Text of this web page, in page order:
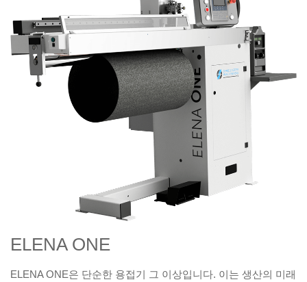
ELENA ONE
ELENA ONE은 단순한 용접기 그 이상입니다. 이는 생산의 미래